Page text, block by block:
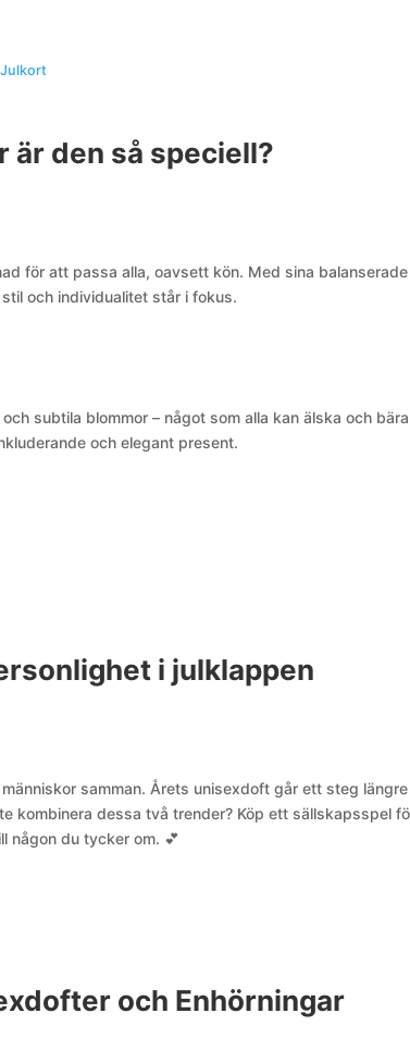
är den så speciell?
för att passa alla, oavsett kön. Med sina
och individualitet står i fokus.
subtila blommor – något som alla kan älska och
och elegant present.
i julklappen
samman. Årets unisexdoft går ett steg längre
kombinera dessa två trender? Köp ett sällskapsspel
någon du tycker om. 💕
och Enhörningar